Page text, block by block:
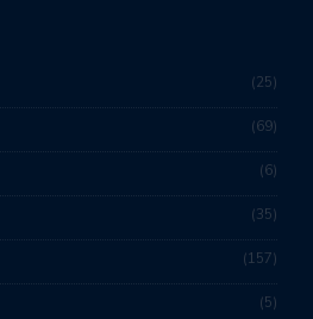
25
69
6
35
157
5